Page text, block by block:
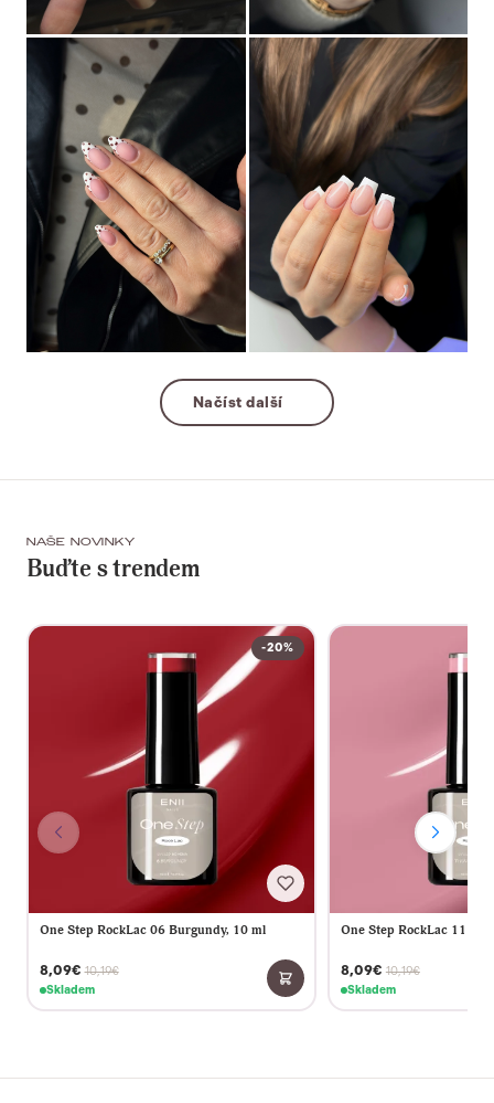
Načíst další
NAŠE NOVINKY
Buďte s trendem
-20%
One Step RockLac 06 Burgundy, 10 ml
8,09€ 10,19€
Skladem
One Step RockLac 11
8,09€ 10,19€
Skladem